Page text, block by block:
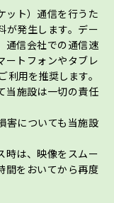
ット）通信を行うた
が発生します。デー
通信会社での通信速
ートフォンやタブレ
用を推奨します。
当施設は一切の責任
害についても当施設
時は、映像をスムー
間をおいてから再度